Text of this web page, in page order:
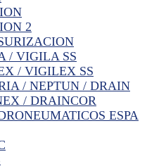
2
/ VIGILA SS
/ VIGILEX SS
/ NEPTUN / DRAIN
/ DRAINCOR
ESPA